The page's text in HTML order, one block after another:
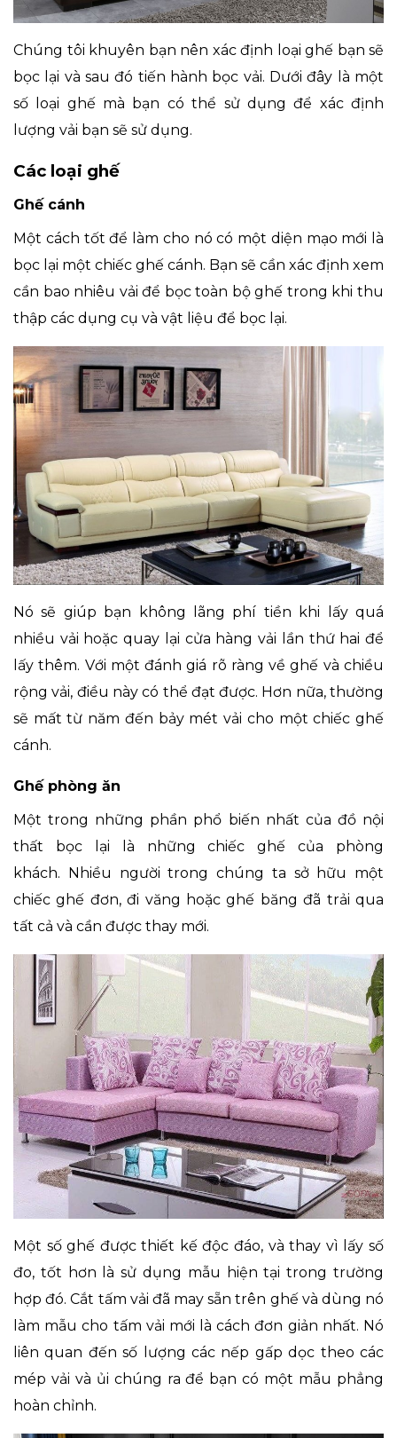
Chúng tôi khuyên bạn nên xác định loại ghế bạn sẽ
bọc lại và sau đó tiến hành bọc vải. Dưới đây là một
số loại ghế mà bạn có thể sử dụng để xác định
lượng vải bạn sẽ sử dụng.
Các loại ghế
Ghế cánh
Một cách tốt để làm cho nó có một diện mạo mới là
bọc lại một chiếc ghế cánh. Bạn sẽ cần xác định xem
cần bao nhiêu vải để bọc toàn bộ ghế trong khi thu
thập các dụng cụ và vật liệu để bọc lại.
Nó sẽ giúp bạn không lãng phí tiền khi lấy quá
nhiều vải hoặc quay lại cửa hàng vải lần thứ hai để
lấy thêm. Với một đánh giá rõ ràng về ghế và chiều
rộng vải, điều này có thể đạt được. Hơn nữa, thường
sẽ mất từ ​​năm đến bảy mét vải cho một chiếc ghế
cánh.
Ghế phòng ăn
Một trong những phần phổ biến nhất của đồ nội
thất bọc lại là những chiếc ghế của phòng
khách. Nhiều người trong chúng ta sở hữu một
chiếc ghế đơn, đi văng hoặc ghế băng đã trải qua
tất cả và cần được thay mới.
Một số ghế được thiết kế độc đáo, và thay vì lấy số
đo, tốt hơn là sử dụng mẫu hiện tại trong trường
hợp đó. Cắt tấm vải đã may sẵn trên ghế và dùng nó
làm mẫu cho tấm vải mới là cách đơn giản nhất. Nó
liên quan đến số lượng các nếp gấp dọc theo các
mép vải và ủi chúng ra để bạn có một mẫu phẳng
hoàn chỉnh.